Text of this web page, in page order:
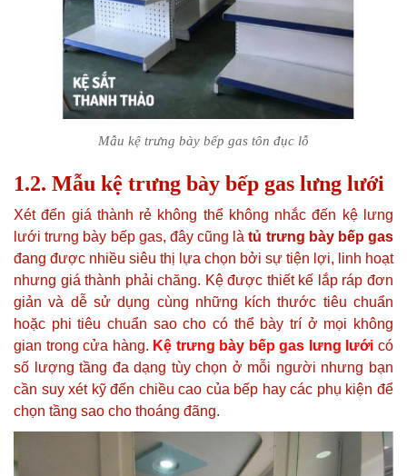
Mẫu kệ trưng bày bếp gas tôn đục lỗ
1.2. Mẫu kệ trưng bày bếp gas lưng lưới
Xét đến giá thành rẻ không thể không nhắc đến kệ lưng
lưới trưng bày bếp gas, đây cũng làtủ trưng bày bếp gas
đang được nhiều siêu thị lựa chọn bởi sự tiện lợi, linh hoạt
nhưng giá thành phải chăng. Kệ được thiết kế lắp ráp đơn
giản và dễ sử dụng cùng những kích thước tiêu chuẩn
hoặc phi tiêu chuẩn sao cho có thể bày trí ở mọi không
gian trong cửa hàng. Kệ trưng bày bếp gas lưng lưới có
số lượng tầng đa dạng tùy chọn ở mỗi người nhưng bạn
cần suy xét kỹ đến chiều cao của bếp hay các phụ kiện để
chọn tầng sao cho thoáng đãng.